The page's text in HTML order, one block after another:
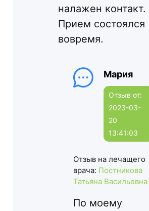
налажен контакт.
Прием состоялся
вовремя.
Мария
Отзыв от:
2023-03-
20
13:41:03
Отзыв на лечащего
врача: Постникова
Татьяна Васильевна
По моему